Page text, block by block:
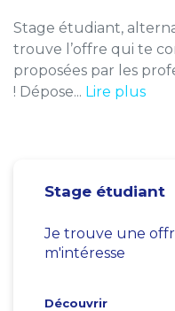
Stage étudiant,
trouve l’offre qui te
proposées par les
! Dépose... Lire plus
Stage étudiant
Je trouve une
m'intéresse
Découvrir